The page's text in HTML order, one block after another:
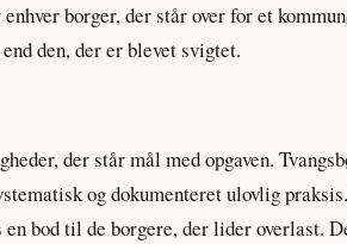
borger, der står over for et
den, der er blevet svigtet.
der står mål med opgaven.
og dokumenteret ulovlig
bod til de borgere, der lider overlast.